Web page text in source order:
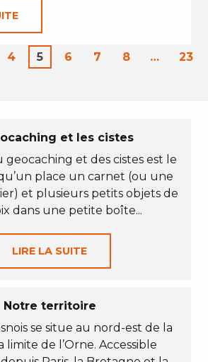
4 5 6 7 8 … 23
et les cistes
geocaching et des cistes est le
place un carnet (ou une
et plusieurs petits objets de
dans une petite boîte...
LIRE LA SUITE
Notre territoire
se situe au nord-est de la
limite de l’Orne. Accessible